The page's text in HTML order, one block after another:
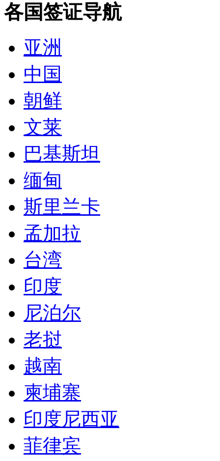
各国签证导航
亚洲
中国
朝鲜
文莱
巴基斯坦
缅甸
斯里兰卡
孟加拉
台湾
印度
尼泊尔
老挝
越南
柬埔寨
印度尼西亚
菲律宾